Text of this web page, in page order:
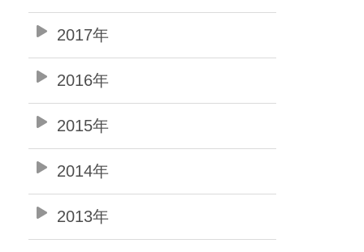
2017年
2016年
2015年
2014年
2013年